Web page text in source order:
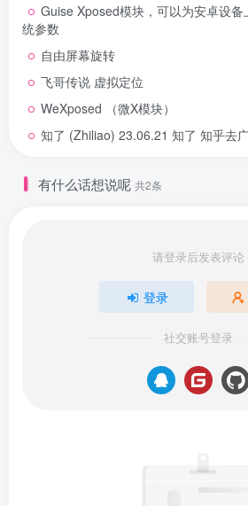
Guise Xposed模块，可以为安卓设
统参数
自由屏幕旋转
飞哥传说 虚拟定位
WeXposed （微X模块）
知了 (Zhiliao) 23.06.21 知了 知乎去
有什么话想说呢 共2条
请登录后发表评论
登录
社交账号登录